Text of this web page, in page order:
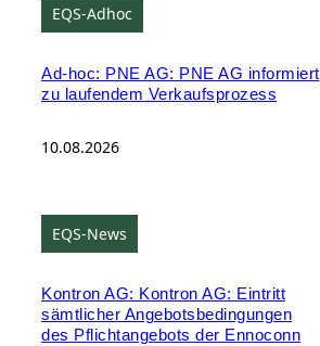
EQS-Adhoc
Ad-hoc: PNE AG: PNE AG informiert
zu laufendem Verkaufsprozess
10.08.2026
EQS-News
Kontron AG: Kontron AG: Eintritt
sämtlicher Angebotsbedingungen
des Pflichtangebots der Ennoconn